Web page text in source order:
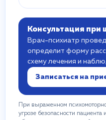
Консультация при
Врач-психиатр
определит форму
схему лечения и
Записаться на
При выраженном
угрозе безопасности